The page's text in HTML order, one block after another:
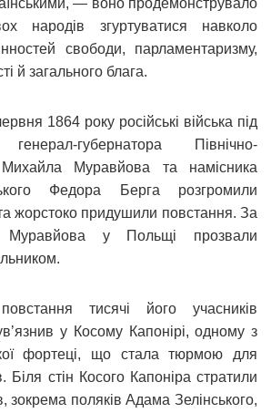
народів згуртуватися навколо
свободи, парламентаризму,
й загального блага.
1864 року російські війська під
губернатора Північно-
Муравйова та намісника
Федора Берга розгромили
жорстоко придушили повстання. За
Муравйова у Польщі прозвали
тисячі його учасників
у Косому Капонірі, одному з
фортеці, що стала тюрмою для
Біля стін Косого Капоніра стратили
зокрема поляків Адама Зелінського,